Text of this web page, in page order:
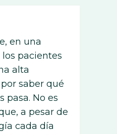
en una
pacientes
alta
saber qué
pasa. No es
a pesar de
cada día